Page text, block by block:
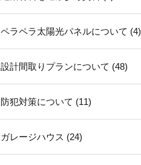
ペラペラ太陽光パネルについて (4)
設計間取りプランについて (48)
防犯対策について (11)
ガレージハウス (24)